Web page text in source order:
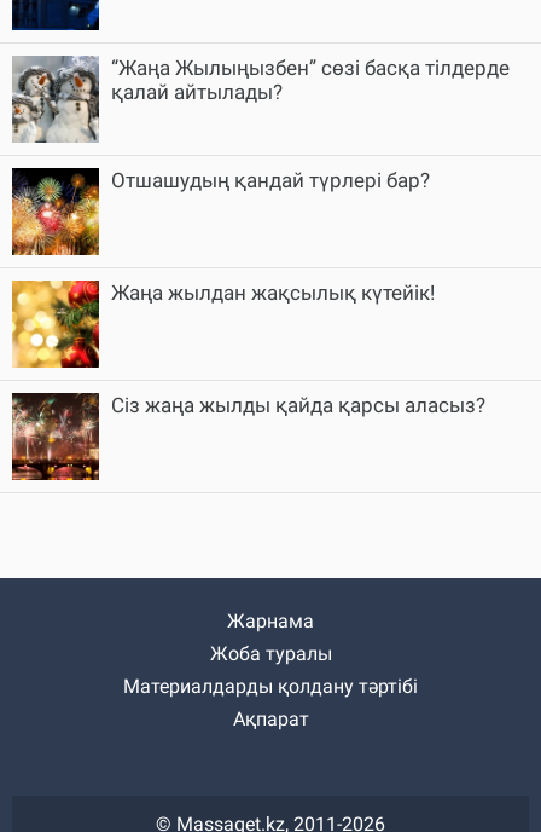
“Жаңа Жылыңызбен” сөзі басқа тілдерде
қалай айтылады?
Отшашудың қандай түрлері бар?
Жаңа жылдан жақсылық күтейік!
Сіз жаңа жылды қайда қарсы аласыз?
Жарнама
Жоба туралы
Материалдарды қолдану тәртібі
Ақпарат
© Massaget.kz, 2011-2026